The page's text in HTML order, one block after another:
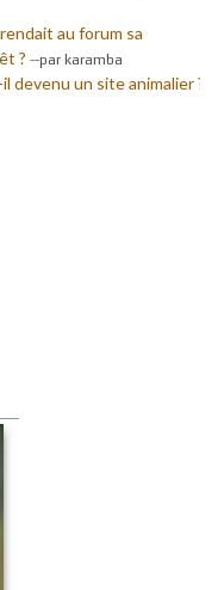
au forum sa
? --par karamba
devenu un site animalier ?